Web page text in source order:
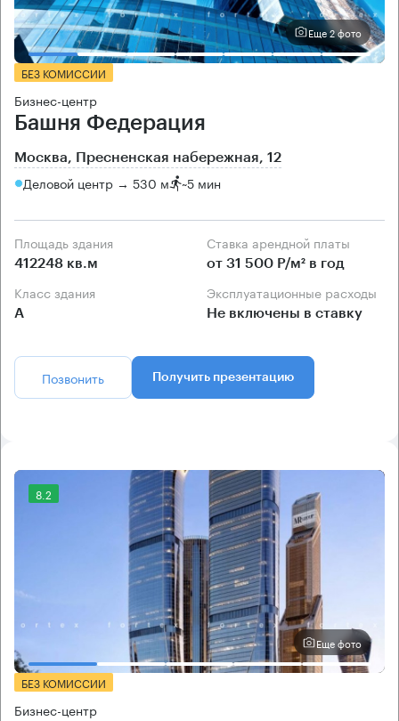
Еще 2 фото
БЕЗ КОМИССИИ
Бизнес-центр
Башня Федерация
Москва, Пресненская набережная, 12
Деловой центр → 530 м ~5 мин
Площадь здания
412248 кв.м
Ставка арендной платы
от 31 500 Р/м² в год
Класс здания
А
Эксплуатационные расходы
Не включены в ставку
Позвонить Получить презентацию
8.2
Еще фото
БЕЗ КОМИССИИ
Бизнес-центр